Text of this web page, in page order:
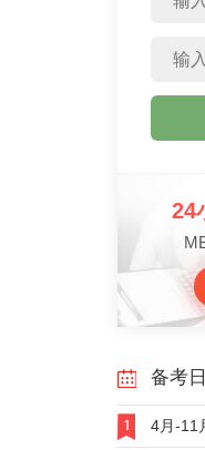
24
备考
4月-11